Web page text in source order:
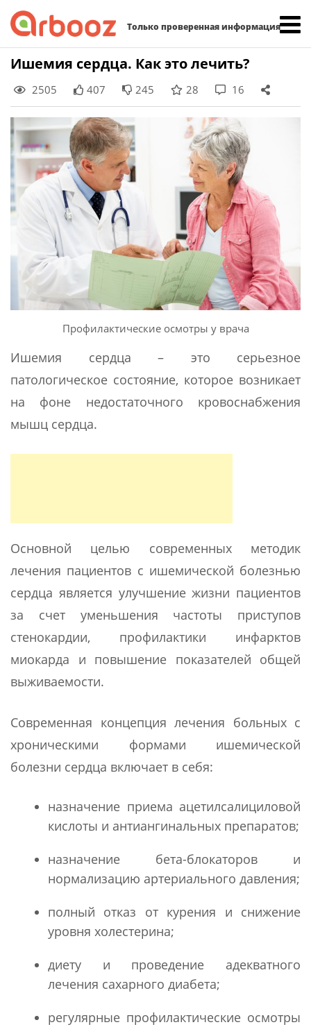
Только проверенная информация
Skip
content
Ишемия сердца. Как это лечить?
2505 407 245 28 16
Профилактические осмотры у врача
Ишемия сердца – это серьезное
патологическое состояние, которое возникает
на фоне недостаточного кровоснабжения
мышц сердца.
Основной целью современных методик
лечения пациентов с ишемической болезнью
сердца является улучшение жизни пациентов
за счет уменьшения частоты приступов
стенокардии, профилактики инфарктов
миокарда и повышение показателей общей
выживаемости.
Современная концепция лечения больных с
хроническими формами ишемической
болезни сердца включает в себя:
назначение приема ацетилсалициловой
кислоты и антиангинальных препаратов;
назначение бета-блокаторов и
нормализацию артериального давления;
полный отказ от курения и снижение
уровня холестерина;
диету и проведение адекватного
лечения сахарного диабета;
регулярные профилактические осмотры
Найти: